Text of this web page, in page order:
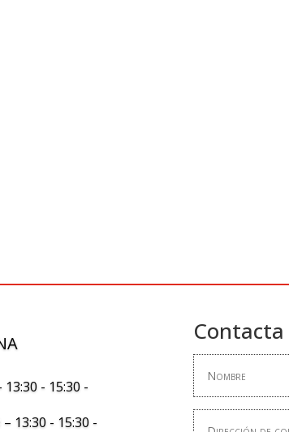
13:30 - 15:30 -
– 13:30 - 15:30 -